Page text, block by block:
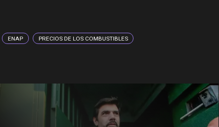
ENAP PRECIOS DE LOS COMBUSTIBLES